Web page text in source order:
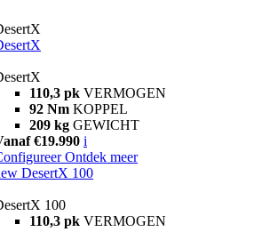
110,3 pk VERMOGEN
92 Nm KOPPEL
209 kg GEWICHT
€19.990 i
Ontdek meer
DesertX 100
100
110,3 pk VERMOGEN